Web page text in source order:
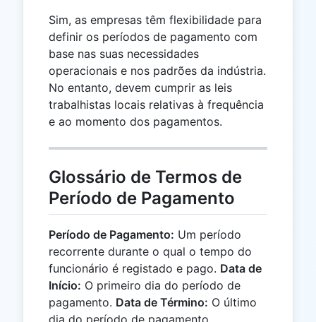
Sim, as empresas têm flexibilidade para
definir os períodos de pagamento com
base nas suas necessidades
operacionais e nos padrões da indústria.
No entanto, devem cumprir as leis
trabalhistas locais relativas à frequência
e ao momento dos pagamentos.
Glossário de Termos de
Período de Pagamento
Período de Pagamento: Um período
recorrente durante o qual o tempo do
funcionário é registado e pago. Data de
Início: O primeiro dia do período de
pagamento. Data de Término: O último
dia do período de pagamento.